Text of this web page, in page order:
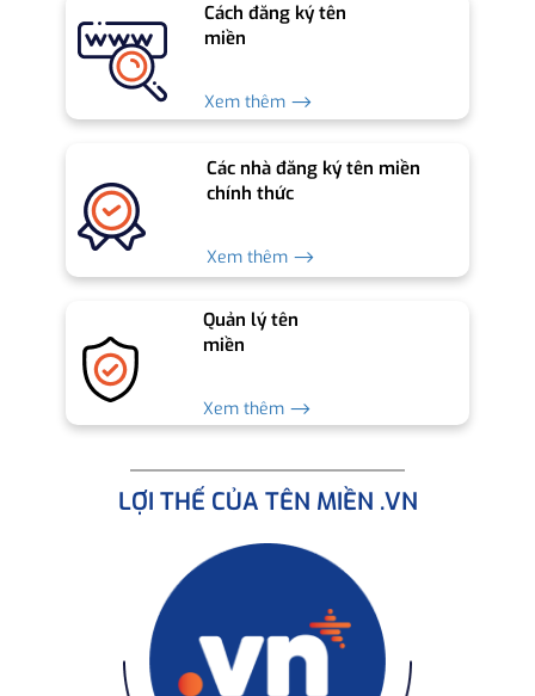
Cách đăng ký tên
miền
Xem thêm ⟶
Các nhà đăng ký tên miền
chính thức
Xem thêm ⟶
Quản lý tên
miền
Xem thêm ⟶
LỢI THẾ CỦA TÊN MIỀN .VN